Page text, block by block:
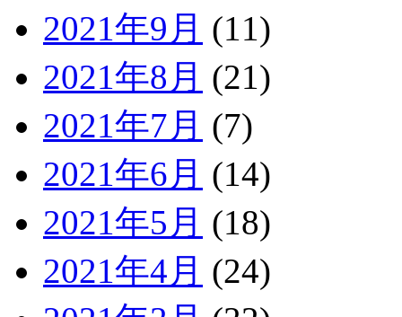
2021年9月 (11)
2021年8月 (21)
2021年7月 (7)
2021年6月 (14)
2021年5月 (18)
2021年4月 (24)